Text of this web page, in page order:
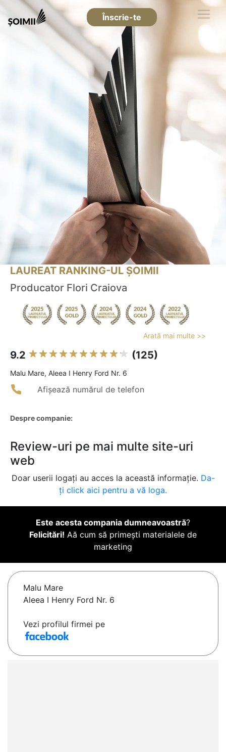
Înscrie-te
LAUREAT RANKING-UL ȘOIMII
Producator Flori Craiova
Arată mai multe >>
9.2 (125)
Malu Mare, Aleea I Henry Ford Nr. 6
Afișează numărul de telefon
Despre companie:
Review-uri pe mai multe site-uri
web
Doar userii logați au acces la această informație. Da-
ți click aici pentru a vă loga.
Este acesta compania dumneavoastră?
Felicitări! Aă cum să primești materialele de
marketing
Malu Mare
Aleea I Henry Ford Nr. 6
Vezi profilul firmei pe